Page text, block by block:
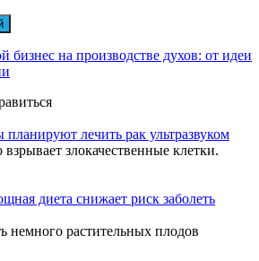
бизнес на производстве духов: от идеи
планируют лечить рак ультразвуком
злокачественные клетки.
диета снижает риск заболеть
немного растительных плодов